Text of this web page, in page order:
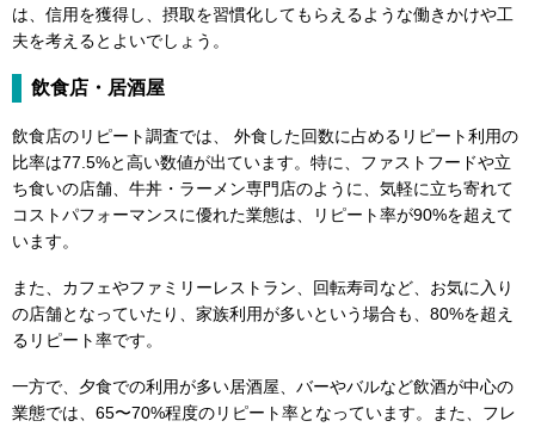
は、信用を獲得し、摂取を習慣化してもらえるような働きかけや工
夫を考えるとよいでしょう。
飲食店・居酒屋
飲食店のリピート調査では、 外食した回数に占めるリピート利用の
比率は77.5%と高い数値が出ています。特に、ファストフードや立
ち食いの店舗、牛丼・ラーメン専門店のように、気軽に立ち寄れて
コストパフォーマンスに優れた業態は、リピート率が90%を超えて
います。
また、カフェやファミリーレストラン、回転寿司など、お気に入り
の店舗となっていたり、家族利用が多いという場合も、80%を超え
るリピート率です。
一方で、夕食での利用が多い居酒屋、バーやバルなど飲酒が中心の
業態では、65〜70%程度のリピート率となっています。また、フレ